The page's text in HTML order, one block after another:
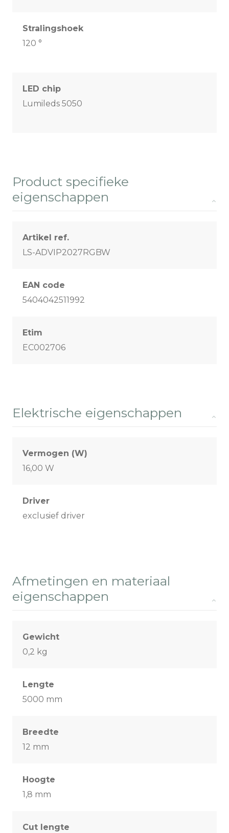
Stralingshoek
120 °
LED chip
Lumileds 5050
Product specifieke
eigenschappen
Artikel ref.
LS-ADVIP2027RGBW
EAN code
5404042511992
Etim
EC002706
Elektrische eigenschappen
Vermogen (W)
16,00 W
Driver
exclusief driver
Afmetingen en materiaal
eigenschappen
Gewicht
0,2 kg
Lengte
5000 mm
Breedte
12 mm
Hoogte
1,8 mm
Cut lengte